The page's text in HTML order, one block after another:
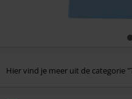
Hier vind je meer uit de categorie